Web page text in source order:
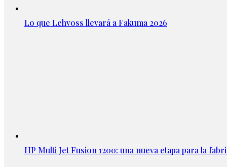
Lo que Lehvoss llevará a Fakuma 2026
HP Multi Jet Fusion 1200: una nueva etapa para la